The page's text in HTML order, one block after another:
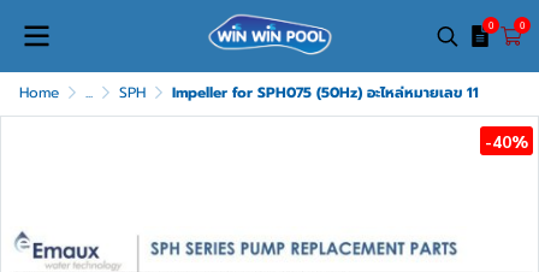
0 0
Home ... SPH Impeller for SPH075 (50Hz) อะไหล่หมายเลข 11
-40%